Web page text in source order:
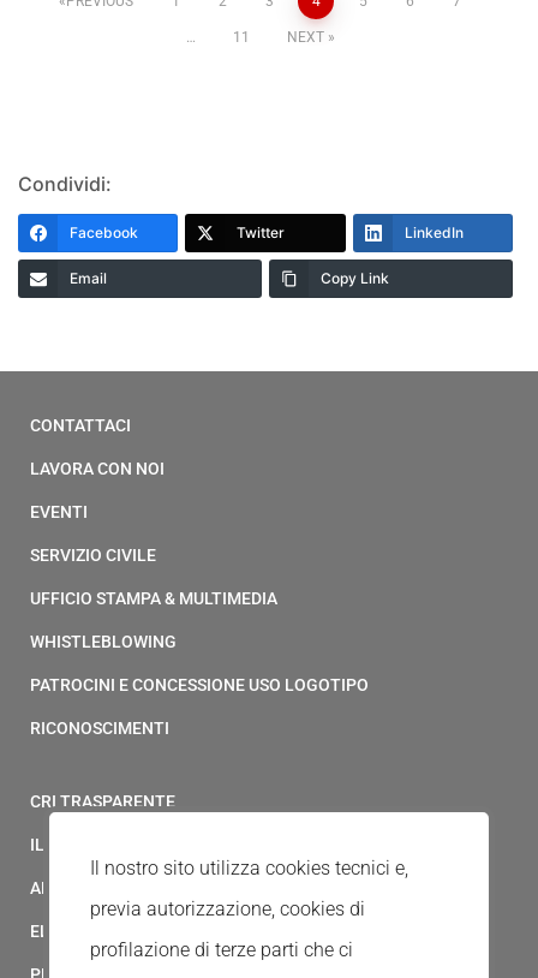
… 11 NEXT
Condividi:
Facebook Twitter LinkedIn
Email Copy Link
CONTATTACI
LAVORA CON NOI
EVENTI
SERVIZIO CIVILE
UFFICIO STAMPA & MULTIMEDIA
WHISTLEBLOWING
PATROCINI E CONCESSIONE USO LOGOTIPO
RICONOSCIMENTI
CRI TRASPARENTE
IL MODELLO 231 DELLA CROCE ROSSA ITALIANA
ALBO FORNITORI
ELENCO AVVOCATI
Il nostro sito utilizza cookies tecnici e,
previa autorizzazione, cookies di
profilazione di terze parti che ci